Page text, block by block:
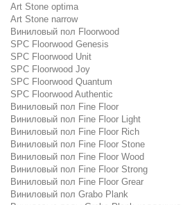
Art Stone optima
Art Stone narrow
Виниловый пол Floorwood
SPC Floorwood Genesis
SPC Floorwood Unit
SPC Floorwood Joy
SPC Floorwood Quantum
SPC Floorwood Authentic
Виниловый пол Fine Floor
Виниловый пол Fine Floor Light
Виниловый пол Fine Floor Rich
Виниловый пол Fine Floor Stone
Виниловый пол Fine Floor Wood
Виниловый пол Fine Floor Strong
Виниловый пол Fine Floor Grear
Виниловый пол Grabo Plank